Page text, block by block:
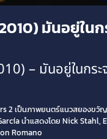
มันอยู่ในก
– มันอยู่ในกระ
2 เป็นภาพยนตร์แนวสยองข
นำแสดงโดย Nick Stahl,
Romano